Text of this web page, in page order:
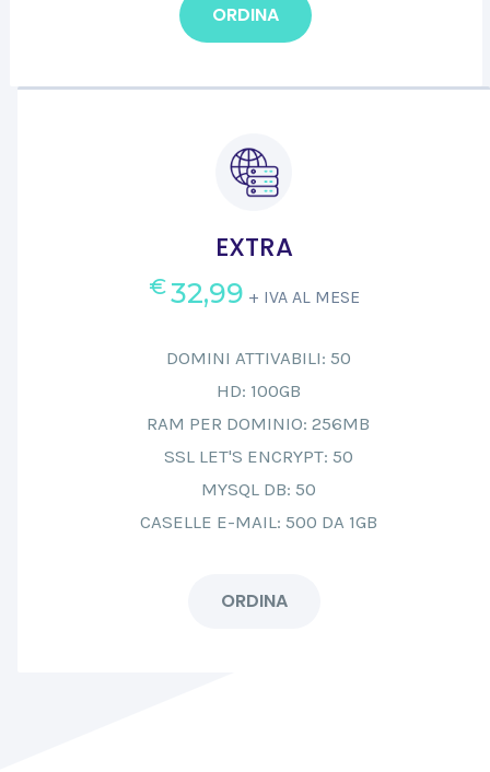
ORDINA
EXTRA
€32,99 + IVA AL MESE
DOMINI ATTIVABILI: 50
HD: 100GB
RAM PER DOMINIO: 256MB
SSL LET'S ENCRYPT: 50
MYSQL DB: 50
CASELLE E-MAIL: 500 DA 1GB
ORDINA